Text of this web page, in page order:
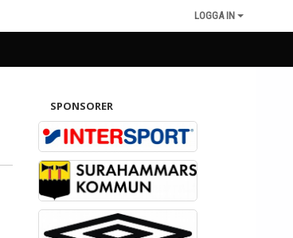
LOGGA IN
SPONSORER